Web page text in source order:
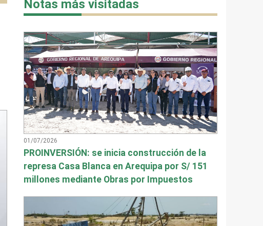
Notas más visitadas
01/07/2026
PROINVERSIÓN: se inicia construcción de la
represa Casa Blanca en Arequipa por S/ 151
millones mediante Obras por Impuestos